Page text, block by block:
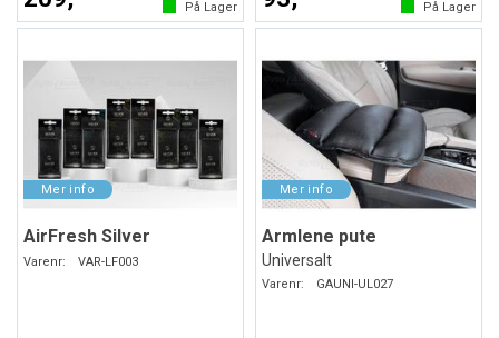
På Lager På Lager
AirFresh Silver
Varenr: VAR-LF003
Armlene pute
Universalt
Varenr: GAUNI-UL027